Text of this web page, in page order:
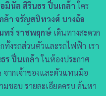
อมินัล สิรินธร ปิ่นเกล้าใคร
ล้า จรัญสนิทวงศ์ บางอ้อ
ทร์ ราชพฤกษ์ เดินทางสะดวก
ทั้งรถส่วนตัวและรถไฟฟ้า เรา
ร ปิ่นเกล้าในห้องประกาศ
จากเจ้าของและตัวแทนมือ
ชอบ รายละเอียดครบ ค้นหา